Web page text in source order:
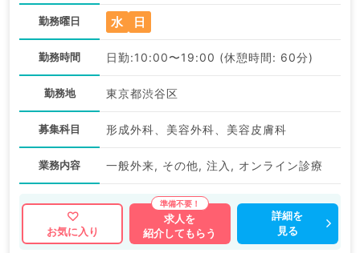
勤務曜日 水 日
勤務時間 日勤:10:00〜19:00 (休憩時間: 60分)
勤務地 東京都渋谷区
募集科目 形成外科、美容外科、美容皮膚科
業務内容 一般外来, その他, 注入, オンライン診療
お気に入り
求人を
紹介してもらう
詳細を
見る